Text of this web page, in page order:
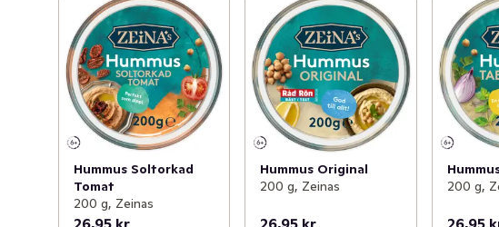
Hummus Soltorkad
Tomat
200 g, Zeinas
26,95 kr
Hummus Original
200 g, Zeinas
26,95 kr
200 g,
26,95